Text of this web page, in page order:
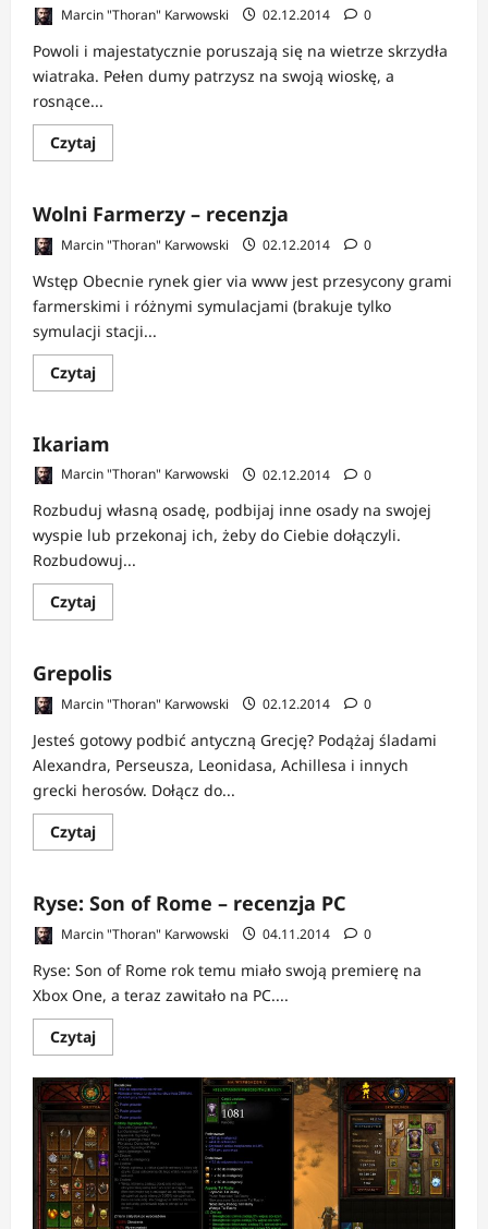
Marcin "Thoran" Karwowski 02.12.2014 0
Powoli i majestatycznie poruszają się na wietrze skrzydła
wiatraka. Pełen dumy patrzysz na swoją wioskę, a
rosnące...
CzytajDowiedz
się
My
Little
Wolni Farmerzy – recenzja
Marcin "Thoran" Karwowski 02.12.2014 0
Wstęp Obecnie rynek gier via www jest przesycony grami
farmerskimi i różnymi symulacjami (brakuje tylko
symulacji stacji...
CzytajDowiedz
się
Farmerzy
recenzja
Ikariam
Marcin "Thoran" Karwowski 02.12.2014 0
Rozbuduj własną osadę, podbijaj inne osady na swojej
wyspie lub przekonaj ich, żeby do Ciebie dołączyli.
Rozbudowuj...
CzytajDowiedz
się
Ikariam
Grepolis
Marcin "Thoran" Karwowski 02.12.2014 0
Jesteś gotowy podbić antyczną Grecję? Podążaj śladami
Alexandra, Perseusza, Leonidasa, Achillesa i innych
grecki herosów. Dołącz do...
CzytajDowiedz
się
Grepolis
Ryse: Son of Rome – recenzja PC
Marcin "Thoran" Karwowski 04.11.2014 0
Ryse: Son of Rome rok temu miało swoją premierę na
Xbox One, a teraz zawitało na PC....
CzytajDowiedz
się
o
Ryse:
Son
of
Rome
–
recenzja
PC